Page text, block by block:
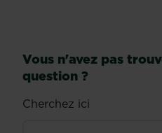
Vous n'avez pas
question ?
Cherchez ici